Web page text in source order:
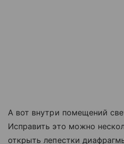
А вот внутри помещений
Исправить это можно
открыть лепестки